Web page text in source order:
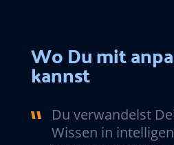
Wo Du mit
kannst
Du verwandelst
Wissen in